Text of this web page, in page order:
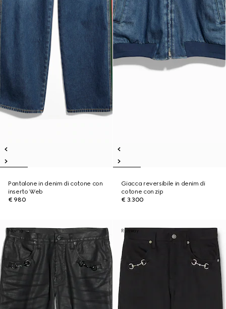
Pantalone in denim di cotone con
inserto Web
€ 980
Giacca reversibile in denim di
cotone con zip
€ 3.300
Novità Runway